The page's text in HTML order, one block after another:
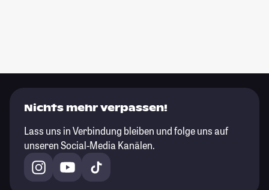
Nichts mehr verpassen!
Lass uns in Verbindung bleiben und folge uns auf
unseren Social-Media Kanälen.